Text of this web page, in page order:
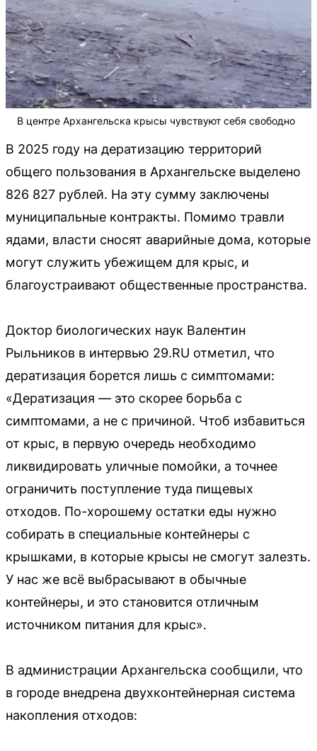
В центре Архангельска крысы чувствуют себя свободно
В 2025 году на дератизацию территорий
общего пользования в Архангельске выделено
826 827 рублей. На эту сумму заключены
муниципальные контракты. Помимо травли
ядами, власти сносят аварийные дома, которые
могут служить убежищем для крыс, и
благоустраивают общественные пространства.
Доктор биологических наук Валентин
Рыльников в интервью 29.RU отметил, что
дератизация борется лишь с симптомами:
«Дератизация — это скорее борьба с
симптомами, а не с причиной. Чтоб избавиться
от крыс, в первую очередь необходимо
ликвидировать уличные помойки, а точнее
ограничить поступление туда пищевых
отходов. По-хорошему остатки еды нужно
собирать в специальные контейнеры с
крышками, в которые крысы не смогут залезть.
У нас же всё выбрасывают в обычные
контейнеры, и это становится отличным
источником питания для крыс».
В администрации Архангельска сообщили, что
в городе внедрена двухконтейнерная система
накопления отходов: